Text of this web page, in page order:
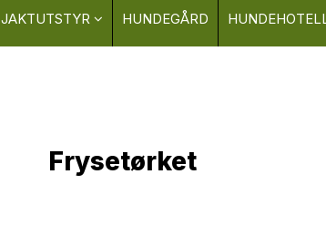
JAKTUTSTYR HUNDEGÅRD
Frysetørket